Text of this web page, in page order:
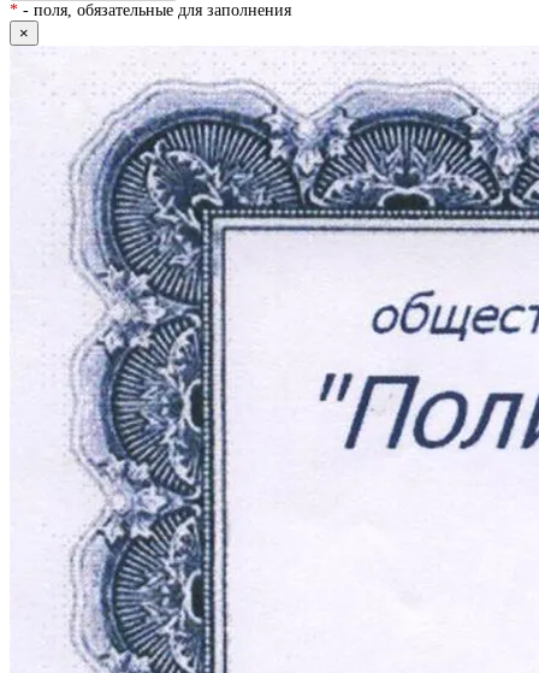
* - поля, обязательные для заполнения
×